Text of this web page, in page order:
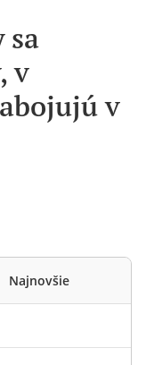
sa
v
v
Najnovšie